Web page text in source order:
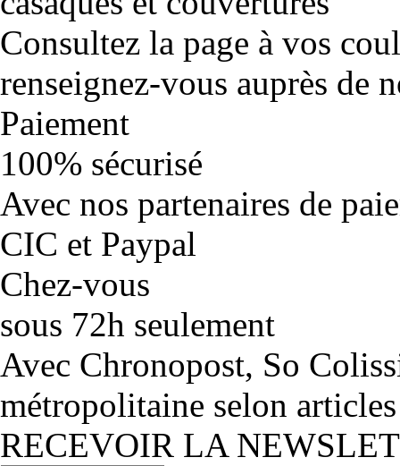
Consultez la page à vos
renseignez-vous auprès de
Paiement
100% sécurisé
Avec nos partenaires de
CIC et Paypal
Chez-vous
sous 72h seulement
Avec Chronopost, So
métropolitaine selon
RECEVOIR LA